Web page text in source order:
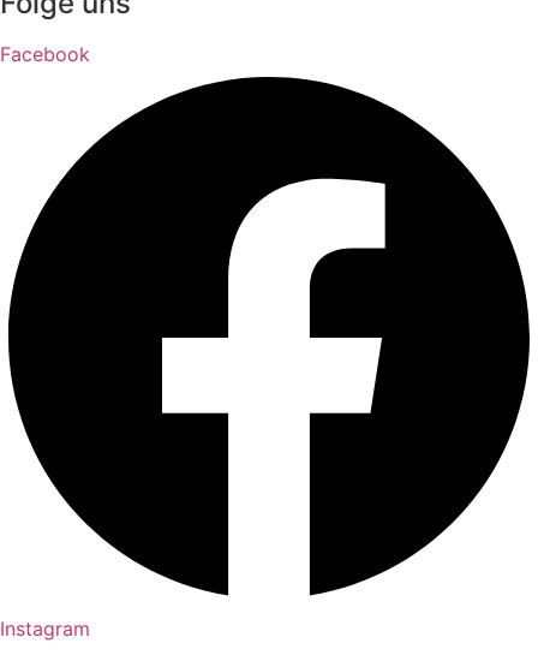
Facebook
Instagram